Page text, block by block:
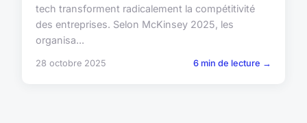
tech transforment radicalement la compétitivité
des entreprises. Selon McKinsey 2025, les
organisa...
28 octobre 2025 6 min de lecture →